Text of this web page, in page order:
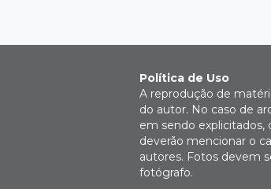
Política de Uso
A reprodução de
do autor. No caso de
em sendo explicitados,
deverão mencionar o
autores. Fotos devem
fotógrafo.